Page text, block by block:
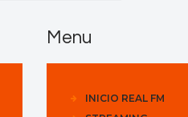
Menu
INICIO REAL FM